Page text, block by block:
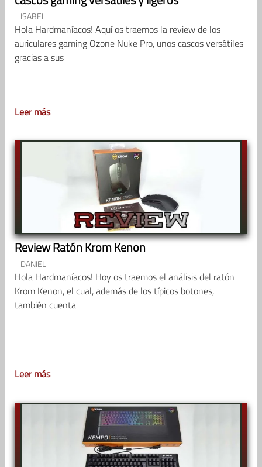
ISABEL
Hola Hardmaníacos! Aquí os traemos la review de los
auriculares gaming Ozone Nuke Pro, unos cascos versátiles
gracias a sus
Leer más
Review Ratón Krom Kenon
DANIEL
Hola Hardmaníacos! Hoy os traemos el análisis del ratón
Krom Kenon, el cual, además de los típicos botones,
también cuenta
Leer más